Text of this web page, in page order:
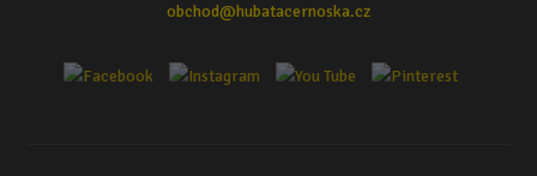
obchod@hubatacernoska.cz